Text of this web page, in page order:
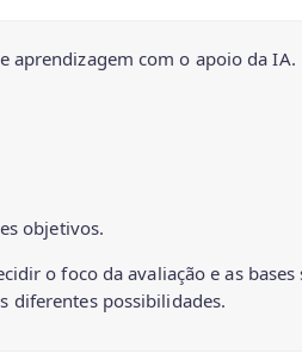
aprendizagem com o apoio da IA.
objetivos.
o foco da avaliação e as
diferentes possibilidades.